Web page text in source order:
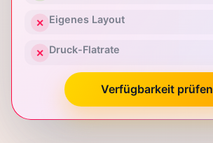
✕ Eigenes Layout
✕ Druck-Flatrate
Verfügbarkeit prüfen